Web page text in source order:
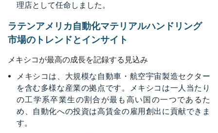
理店として任命しました。
ラテンアメリカ自動化マテリアルハンドリング
市場のトレンドとインサイト
メキシコが最高の成長を記録する見込み
メキシコは、大規模な自動車・航空宇宙製造セクター
を含む多様な産業の拠点です。メキシコは一人当たり
の工学系卒業生の割合が最も高い国の一つであるた
め、自動化への投資は高賃金の雇用創出に貢献できま
す。